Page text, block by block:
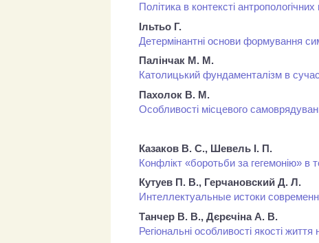
Політика в контексті антропологічних
Ільтьо Г.
Детермінантні основи формування
Палінчак М. М.
Католицький фундаменталізм в
Пахолок В. М.
Особливості місцевого
Казаков В. C., Шевель І. П.
Конфлікт «боротьби за гегемонію» в
Кутуев П. В., Герчановский Д. Л.
Интеллектуальные истоки
Танчер В. В., Дєрєчіна А. В.
Регіональні особливості якості